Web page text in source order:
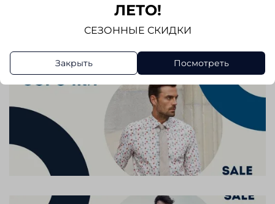
ЛЕТО!
СЕЗОННЫЕ СКИДКИ
Закрыть Посмотреть